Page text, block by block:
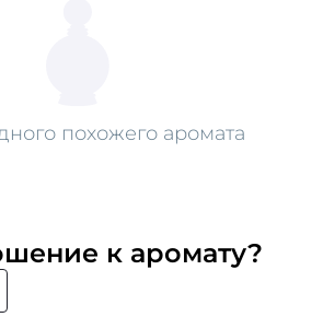
похожего аромата
к аромату?